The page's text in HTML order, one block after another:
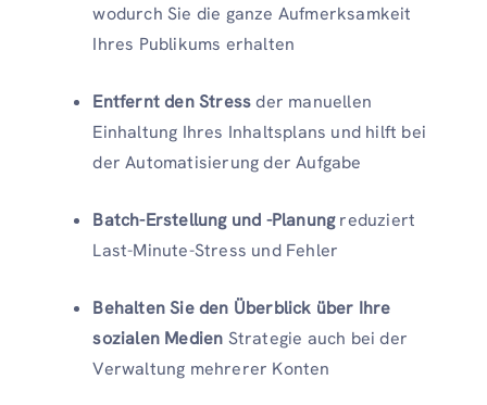
wodurch Sie die ganze Aufmerksamkeit
Ihres Publikums erhalten
Entfernt den Stressder manuellen
Einhaltung Ihres Inhaltsplans und hilft bei
der Automatisierung der Aufgabe
Batch-Erstellung und -Planungreduziert
Last-Minute-Stress und Fehler
Behalten Sie den Überblick über Ihre
sozialen Medien Strategie auch bei der
Verwaltung mehrerer Konten